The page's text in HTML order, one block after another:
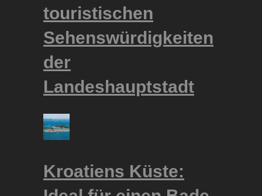
touristischen
Sehenswürdigkeiten
der
Landeshauptstadt
Kroatiens Küste: